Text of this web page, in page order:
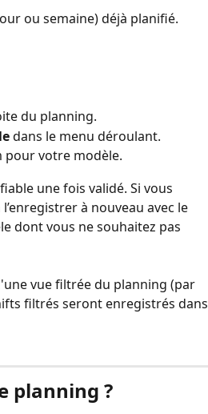
ou semaine) déjà planifié.
du planning.
dans le menu déroulant.
pour votre modèle.
une fois validé. Si vous
à nouveau avec le
dont vous ne souhaitez pas
vue filtrée du planning (par
filtrés seront enregistrés dans
planning ?